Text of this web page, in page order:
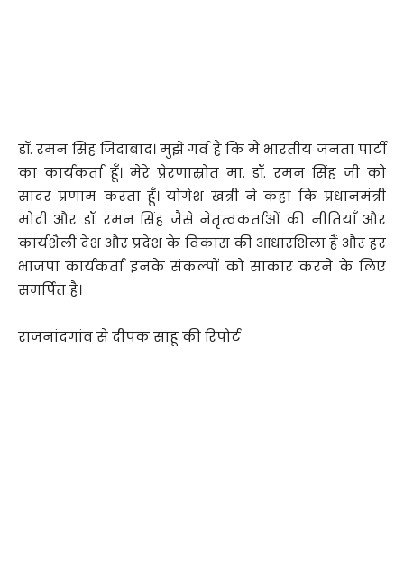
डॉ. रमन सिंह जिंदाबाद। मुझे गर्व है कि मैं भारतीय जनता पार्टी
का कार्यकर्ता हूँ। मेरे प्रेरणास्रोत मा. डॉ. रमन सिंह जी को
सादर प्रणाम करता हूँ। योगेश खत्री ने कहा कि प्रधानमंत्री
मोदी और डॉ. रमन सिंह जैसे नेतृत्वकर्ताओं की नीतियाँ और
कार्यशैली देश और प्रदेश के विकास की आधारशिला हैं और हर
भाजपा कार्यकर्ता इनके संकल्पों को साकार करने के लिए
समर्पित है।
राजनांदगांव से दीपक साहू की रिपोर्ट